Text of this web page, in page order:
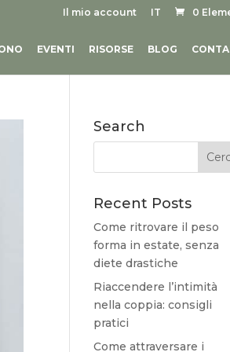
Il mio account IT 0
EVENTI RISORSE BLOG
Search
Recent Posts
Come ritrovare il peso
forma in estate, senza
diete drastiche
Riaccendere l’intimità
nella coppia: consigli
pratici
Come attraversare i